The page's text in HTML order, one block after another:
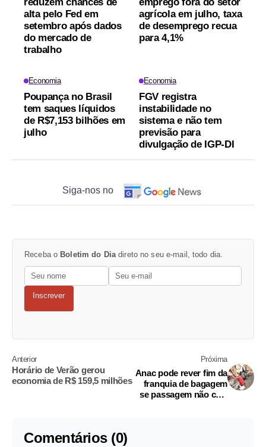
alta pelo Fed em
setembro após dados
do mercado de
trabalho
agrícola em julho, taxa
de desemprego recua
para 4,1%
Economia
Poupança no Brasil
tem saques líquidos
de R$7,153 bilhões em
julho
Economia
FGV registra
instabilidade no
sistema e não tem
previsão para
divulgação de IGP-DI
Siga-nos no
Receba o Boletim do Diadireto no seu e-mail, todo dia.
Inscrever
Anterior
Horário de Verão gerou
economia de R$ 159,5 milhões
Próxima
Anac pode rever fim da
franquia de bagagem
se passagem não cair,
Comentários (0)